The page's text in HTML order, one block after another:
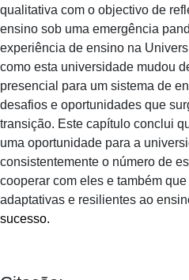
qualitativa com o objectivo de
ensino sob uma emergência
experiência de ensino na
como esta universidade mudou
presencial para um sistema de
desafios e oportunidades que
transição. Este capítulo conclui
uma oportunidade para a
consistentemente o número de
cooperar com eles e também
adaptativas e resilientes ao
sucesso.